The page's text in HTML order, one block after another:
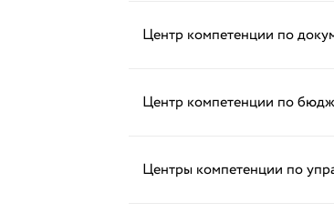
Центр компетенции по
Центр компетенции по
Центры компетенции по